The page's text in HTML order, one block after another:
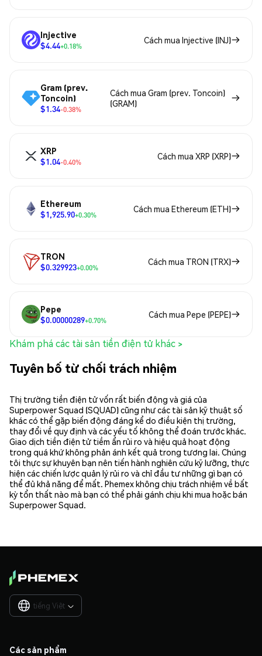
Injective
$4.44+0.18%
Cách mua Injective (INJ)
Gram (prev.
Toncoin)
$1.34-0.38%
Cách mua Gram (prev. Toncoin)
(GRAM)
XRP
$1.04-0.40%
Cách mua XRP (XRP)
Ethereum
$1,925.90+0.30%
Cách mua Ethereum (ETH)
TRON
$0.329923+0.00%
Cách mua TRON (TRX)
Pepe
$0.00000289+0.70%
Cách mua Pepe (PEPE)
Khám phá các tài sản tiền điện tử khác >
Tuyên bố từ chối trách nhiệm
Thị trường tiền điện tử vốn rất biến động và giá của
Superpower Squad (SQUAD) cũng như các tài sản kỹ thuật số
khác có thể gặp biến động đáng kể do điều kiện thị trường,
thay đổi về quy định và các yếu tố không thể đoán trước khác.
Giao dịch tiền điện tử tiềm ẩn rủi ro và hiệu quả hoạt động
trong quá khứ không phản ánh kết quả trong tương lai. Chúng
tôi thực sự khuyên bạn nên tiến hành nghiên cứu kỹ lưỡng, thực
hiện các chiến lược quản lý rủi ro và chỉ đầu tư những gì bạn có
thể đủ khả năng để mất. Phemex không chịu trách nhiệm về bất
kỳ tổn thất nào mà bạn có thể phải gánh chịu khi mua hoặc bán
Superpower Squad.
tiếng Việt 
Các sản phẩm